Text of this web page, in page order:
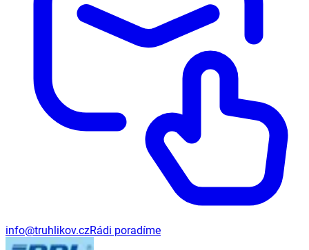
info@truhlikov.czRádi poradíme